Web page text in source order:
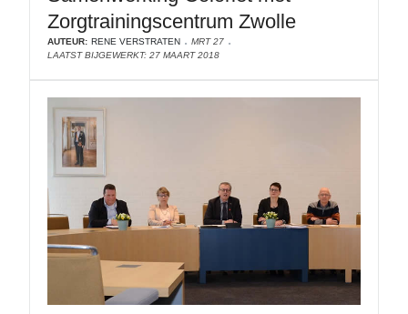
Zorgtrainingscentrum Zwolle
AUTEUR: RENE VERSTRATEN
MRT 27
LAATST BIJGEWERKT: 27 MAART 2018